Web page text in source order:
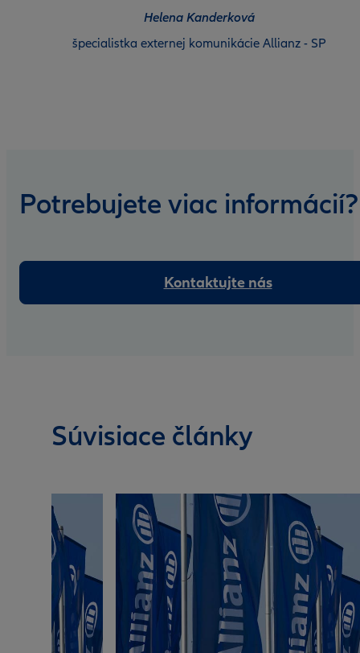
Helena Kanderková
špecialistka externej komunikácie Allianz - SP
Potrebujete viac informácií?
Kontaktujte nás
Súvisiace články